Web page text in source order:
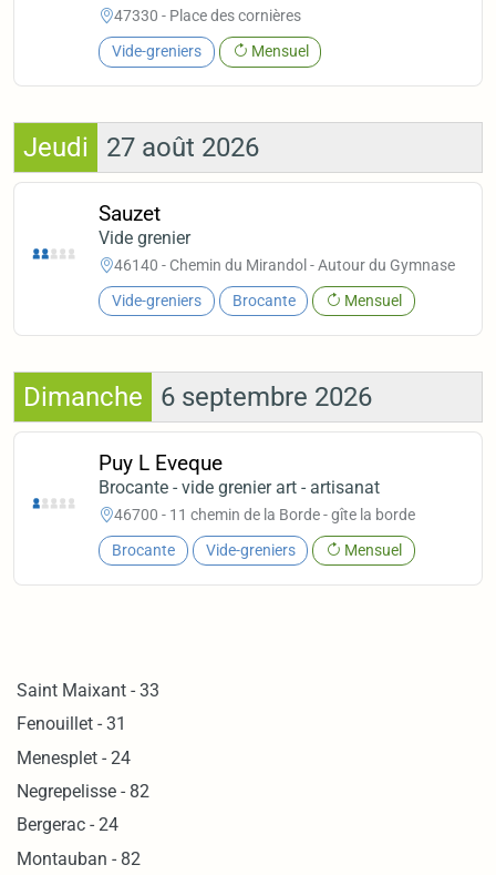
47330 - Place des cornières
Vide-greniers Mensuel
Jeudi 27 août 2026
Sauzet
Vide grenier
46140 - Chemin du Mirandol - Autour du Gymnase
Vide-greniers Brocante Mensuel
Dimanche 6 septembre 2026
Puy L Eveque
Brocante - vide grenier art - artisanat
46700 - 11 chemin de la Borde - gîte la borde
Brocante Vide-greniers Mensuel
Saint Maixant - 33
Fenouillet - 31
Menesplet - 24
Negrepelisse - 82
Bergerac - 24
Montauban - 82